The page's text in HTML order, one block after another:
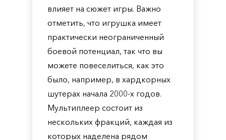
влияет на сюжет игры. Важно
отметить, что игрушка имеет
практически неограниченный
боевой потенциал, так что вы
можете повеселиться, как это
было, например, в хардкорных
шутерах начала 2000-х годов.
Мультиплеер состоит из
нескольких фракций, каждая из
которых наделена рядом